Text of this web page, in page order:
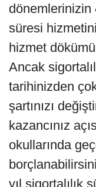
süresi
hizmet
Ancak
tarihinizden
şartınızı
kazancınız
okullarında
yıl sigortalılık